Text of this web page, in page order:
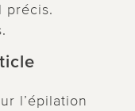
précis.
l’épilation